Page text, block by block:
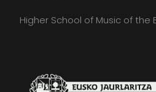
Higher School of Music of the